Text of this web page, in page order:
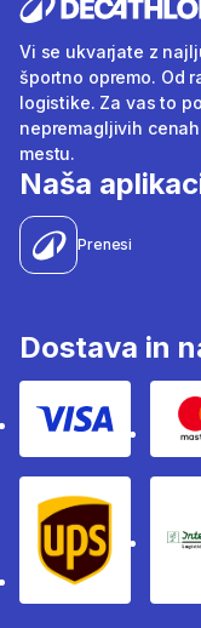
Vi se ukvarjate z
športno opremo. Od
logistike. Za vas to
nepremagljivih
mestu.
Naša
Prenesi
Dostava in
Visa
Ups